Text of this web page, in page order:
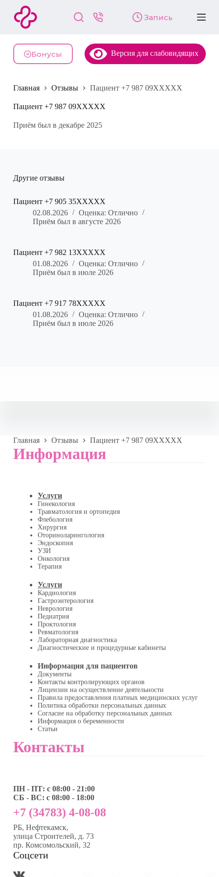
й
и
у
и
Запись
Бонусы Версия для слабовидящих
Главная Отзывы Пациент +7 987 09XXXXX
Пациент +7 987 09XXXXX
Приём был в декабре 2025
Другие отзывы
Пациент +7 905 35XXXXX
02.08.2026
Оценка: Отлично
Приём был в августе 2026
Пациент +7 982 13XXXXX
01.08.2026
Оценка: Отлично
Приём был в июле 2026
Пациент +7 917 78XXXXX
01.08.2026
Оценка: Отлично
Приём был в июле 2026
Главная Отзывы Пациент +7 987 09XXXXX
Информация
Услуги
Гинекология
Травматология и ортопедия
Флебология
Хирургия
Оториноларингология
Эндоскопия
УЗИ
Онкология
Терапия
Услуги
Кардиология
Гастроэнтерология
Неврология
Педиатрия
Проктология
Ревматология
Лабораторная диагностика
Диагностические и процедурные кабинеты
Информация для пациентов
Документы
Контакты контролирующих органов
Лицензии на осуществление деятельности
Правила предоставления платных медицинских услуг
Политика обработки персональных данных
Согласие на обработку персональных данных
Информация о беременности
Статьи
Контакты
ПН - ПТ: с 08:00 - 21:00
СБ - ВС: с 08:00 - 18:00
+7 (34783) 4-08-08
РБ, Нефтекамск,
улица Строителей, д. 73
пр. Комсомольский, 32
Соцсети